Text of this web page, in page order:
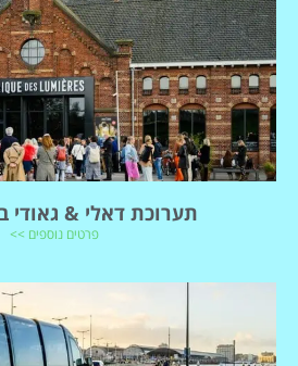
תערוכת דאלי &
פרטים נוספים >>